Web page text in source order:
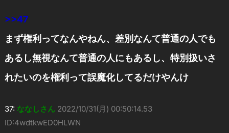
>>47
まず権利ってなんやねん、差別なんて普通の人でも
あるし無視なんて普通の人にもあるし、特別扱いさ
れたいのを権利って誤魔化してるだけやんけ
37: ななしさん 2022/10/31(月) 00:50:14.53
ID:4wdtkwED0HLWN